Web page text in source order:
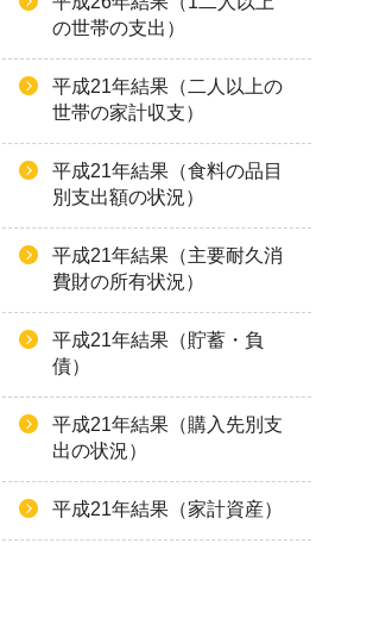
の世帯の支出）
平成21年結果（二人以上の
世帯の家計収支）
平成21年結果（食料の品目
別支出額の状況）
平成21年結果（主要耐久消
費財の所有状況）
平成21年結果（貯蓄・負
債）
平成21年結果（購入先別支
出の状況）
平成21年結果（家計資産）